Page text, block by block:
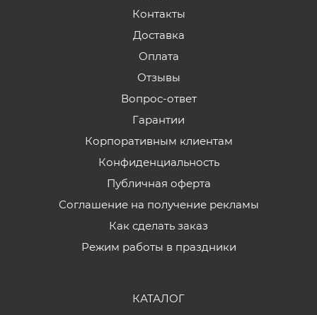
Контакты
Доставка
Оплата
Отзывы
Вопрос-ответ
Гарантии
Корпоративным клиентам
Конфиденциальность
Публичная оферта
Соглашение на получение рекламы
Как сделать заказ
Режим работы в праздники
КАТАЛОГ